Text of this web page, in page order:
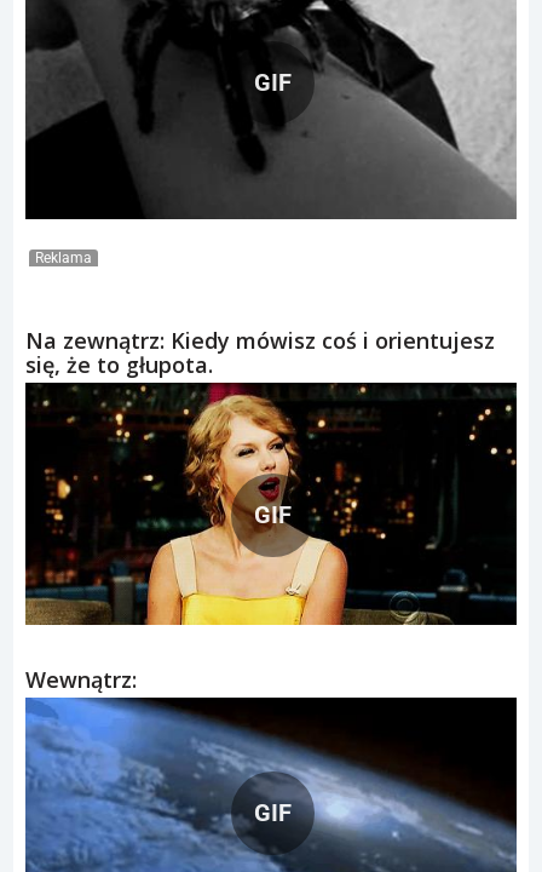
GIF
Reklama
Na zewnątrz: Kiedy mówisz coś i orientujesz
się, że to głupota.
GIF
Wewnątrz:
GIF